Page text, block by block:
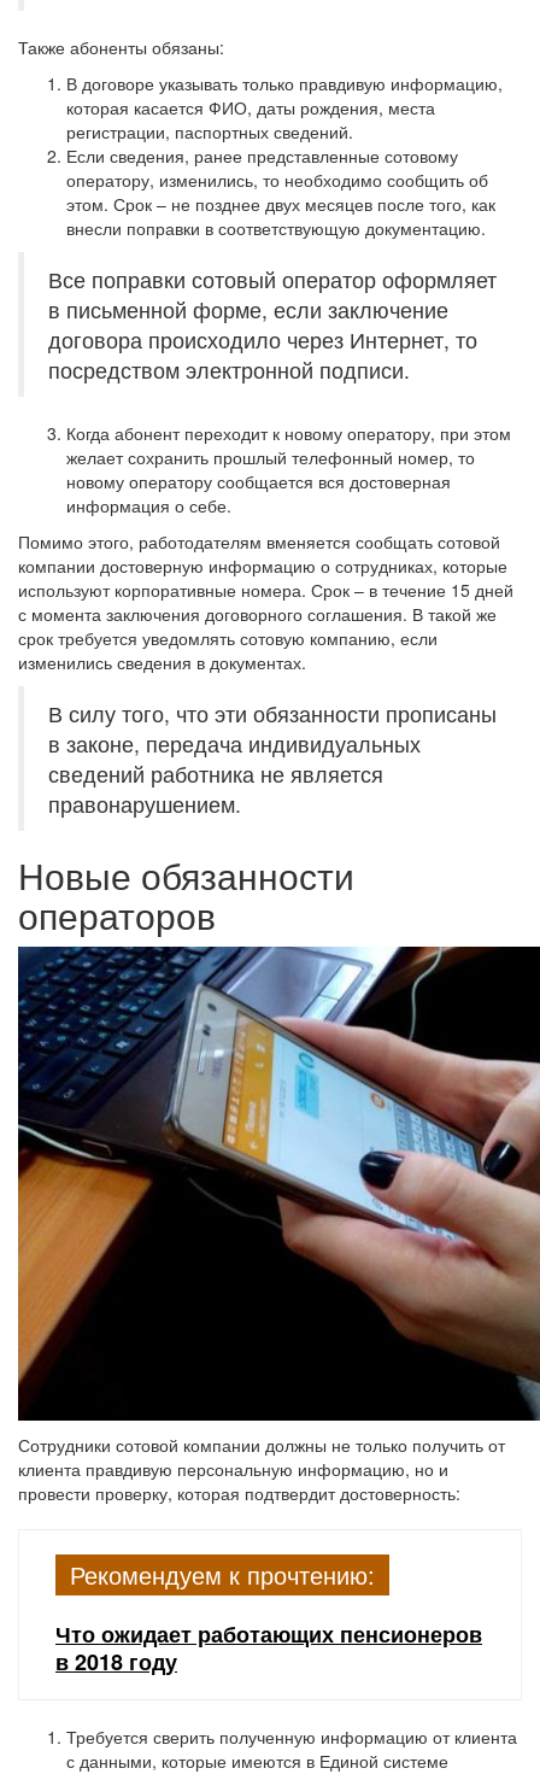
Также абоненты обязаны:
В договоре указывать только правдивую информацию,
которая касается ФИО, даты рождения, места
регистрации, паспортных сведений.
Если сведения, ранее представленные сотовому
оператору, изменились, то необходимо сообщить об
этом. Срок – не позднее двух месяцев после того, как
внесли поправки в соответствующую документацию.
Все поправки сотовый оператор оформляет
в письменной форме, если заключение
договора происходило через Интернет, то
посредством электронной подписи.
Когда абонент переходит к новому оператору, при этом
желает сохранить прошлый телефонный номер, то
новому оператору сообщается вся достоверная
информация о себе.
Помимо этого, работодателям вменяется сообщать сотовой
компании достоверную информацию о сотрудниках, которые
используют корпоративные номера. Срок – в течение 15 дней
с момента заключения договорного соглашения. В такой же
срок требуется уведомлять сотовую компанию, если
изменились сведения в документах.
В силу того, что эти обязанности прописаны
в законе, передача индивидуальных
сведений работника не является
правонарушением.
Новые обязанности
операторов
Сотрудники сотовой компании должны не только получить от
клиента правдивую персональную информацию, но и
провести проверку, которая подтвердит достоверность:
Рекомендуем к прочтению:
Что ожидает работающих пенсионеров
в 2018 году
Требуется сверить полученную информацию от клиента
с данными, которые имеются в Единой системе